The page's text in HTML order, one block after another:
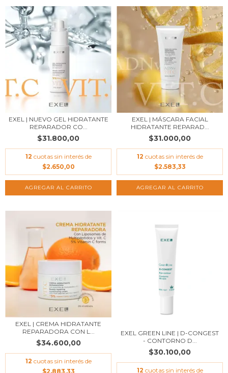
EXEL | NUEVO GEL HIDRATANTE
REPARADOR CO...
$31.800,00
12 cuotas sin interés de
$2.650,00
EXEL | MÁSCARA FACIAL
HIDRATANTE REPARAD...
$31.000,00
12 cuotas sin interés de
$2.583,33
EXEL | CREMA HIDRATANTE
REPARADORA CON L...
$34.600,00
12 cuotas sin interés de
$2.883,33
EXEL GREEN LINE | D-CONGEST
- CONTORNO D...
$30.100,00
12 cuotas sin interés de